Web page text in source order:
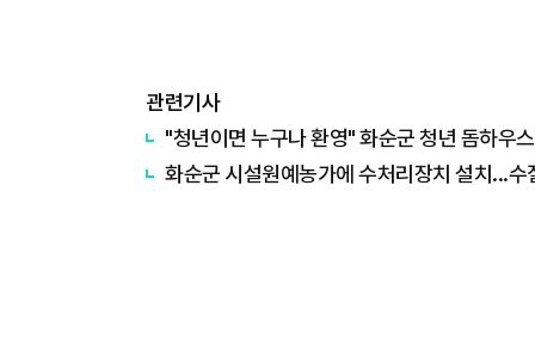
관련기사
"청년이면 누구나 환영" 화순군 청년 돔하우
화순군 시설원예농가에 수처리장치 설치...수